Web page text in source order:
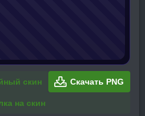
скин Скачать PNG
на скин